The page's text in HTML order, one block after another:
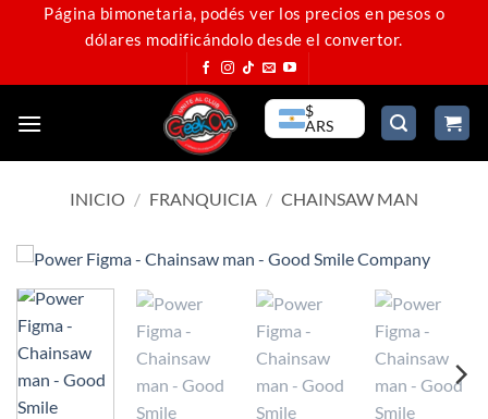
Página bimonetaria, podés ver los precios en pesos o
dólares modificándolo desde el convertor.
$
ARS
INICIO / FRANQUICIA / CHAINSAW MAN